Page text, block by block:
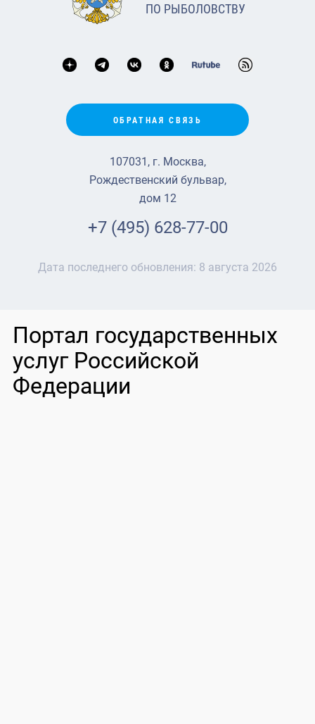
ПО РЫБОЛОВСТВУ
ОБРАТНАЯ СВЯЗЬ
107031, г. Москва,
Рождественский бульвар,
дом 12
+7 (495) 628-77-00
Дата последнего обновления: 8 августа 2026
Портал государственных
услуг Российской
Федерации